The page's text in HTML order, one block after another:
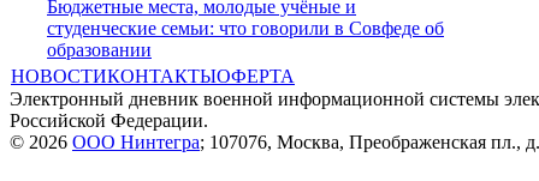
Бюджетные места, молодые учёные и
студенческие семьи: что говорили в Совфеде об
образовании
НОВОСТИКОНТАКТЫОФЕРТА
Электронный дневник военной информационной системы
Российской Федерации.
© 2026 ООО Нинтегра; 107076, Москва, Преображенская пл.,